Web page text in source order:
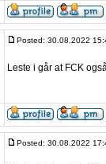
Posted: 30.08.2022
Leste i går at FCK
Posted: 30.08.2022